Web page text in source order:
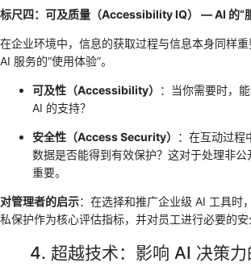
标尺四：可及质量（Accessibility IQ） — AI 的“
在企业环境中，信息的获取过程与信息本身同样
AI 服务的“使用体验”。
可及性（Accessibility）
：当你需要时，
AI 的支持？
安全性（Access Security）
：在互动过程
数据是否能得到有效保护？这对于处理非
重要。
对管理者的启示：在选择和推广企业级 AI 工具时
私保护作为核心评估指标，并对员工进行必要的安
4. 超越技术：影响 AI 决策